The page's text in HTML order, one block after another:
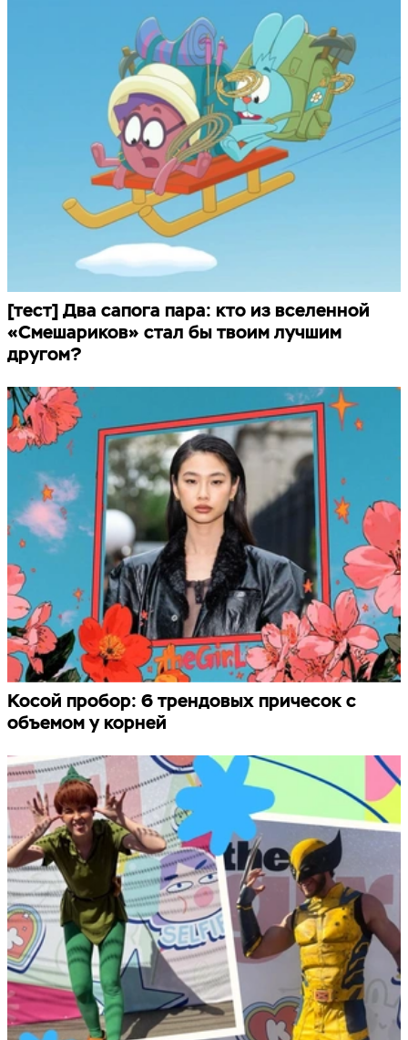
[тест] Два сапога пара: кто из вселенной
«Смешариков» стал бы твоим лучшим
другом?
Косой пробор: 6 трендовых причесок с
объемом у корней